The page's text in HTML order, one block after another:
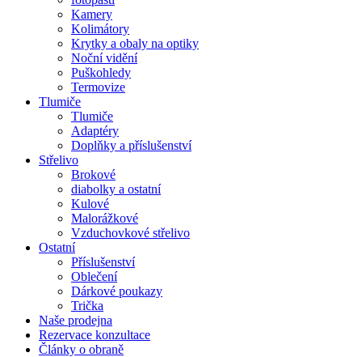
Kamery
Kolimátory
Krytky a obaly na optiky
Noční vidění
Puškohledy
Termovize
Tlumiče
Tlumiče
Adaptéry
Doplňky a příslušenství
Střelivo
Brokové
diabolky a ostatní
Kulové
Malorážkové
Vzduchovkové střelivo
Ostatní
Příslušenství
Oblečení
Dárkové poukazy
Trička
Naše prodejna
Rezervace konzultace
Články o obraně